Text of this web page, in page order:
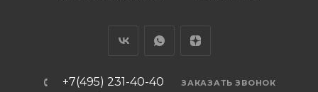
+7(495) 231-40-40 ЗАКАЗАТЬ ЗВОНОК